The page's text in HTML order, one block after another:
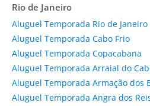
Rio de Janeiro
Aluguel Temporada Rio de Janeiro
Aluguel Temporada Cabo Frio
Aluguel Temporada Copacabana
Aluguel Temporada Arraial do
Aluguel Temporada Armação dos
Aluguel Temporada Angra dos